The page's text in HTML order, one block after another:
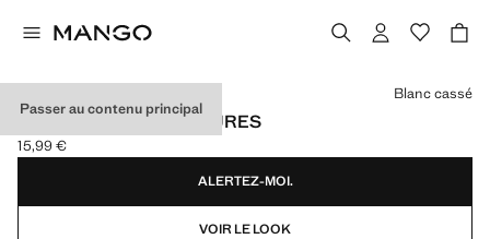
Passer au contenu principal
SALOPETTE JEAN RAYURES
Prix actuel [15,99 € ]
15,99 €
Choisissez une couleur
Blanc cassé
ALERTEZ-MOI.
VOIR LE LOOK